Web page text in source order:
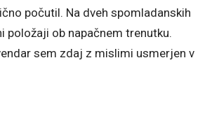
počutil. Na dveh spomladanskih
položaji ob napačnem trenutku.
sem zdaj z mislimi usmerjen v